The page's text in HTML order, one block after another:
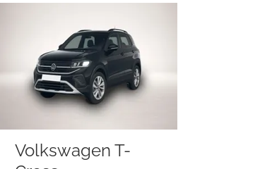
Volkswagen T-